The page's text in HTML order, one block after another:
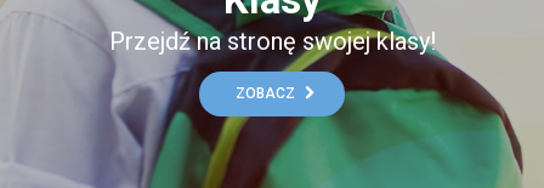
Przejdź na stronę swojej klasy!
ZOBACZ